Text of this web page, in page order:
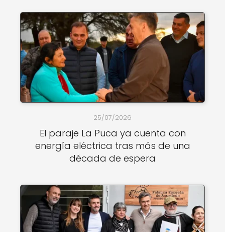
25/07/2026
El paraje La Puca ya cuenta con
energía eléctrica tras más de una
década de espera